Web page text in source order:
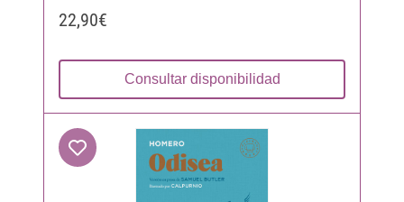
22,90€
Consultar disponibilidad